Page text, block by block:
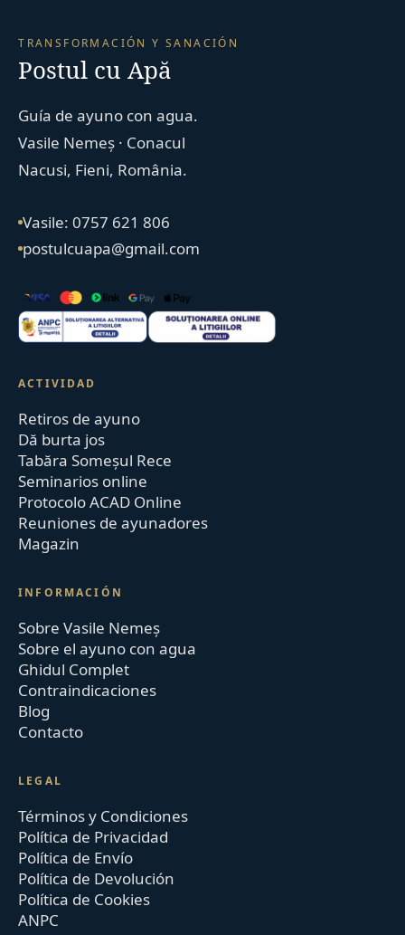
TRANSFORMACIÓN Y SANACIÓN
Postul cu Apă
Guía de ayuno con agua.
Vasile Nemeș · Conacul
Nacusi, Fieni, România.
Vasile: 0757 621 806
postulcuapa@gmail.com
ACTIVIDAD
Retiros de ayuno
Dă burta jos
Tabăra Someșul Rece
Seminarios online
Protocolo ACAD Online
Reuniones de ayunadores
Magazin
INFORMACIÓN
Sobre Vasile Nemeș
Sobre el ayuno con agua
Ghidul Complet
Contraindicaciones
Blog
Contacto
LEGAL
Términos y Condiciones
Política de Privacidad
Política de Envío
Política de Devolución
Política de Cookies
ANPC